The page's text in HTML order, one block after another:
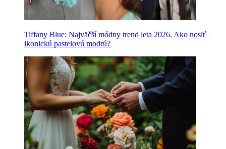
Tiffany Blue: Najväčší módny trend leta 2026. Ako nosiť
ikonickú pastelovú modrú?